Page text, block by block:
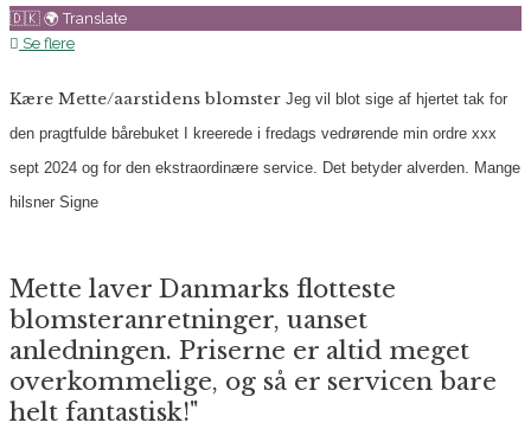
🇩🇰 🌍 Translate
Se flere
Kære Mette/aarstidens blomster Jeg vil blot sige af hjertet tak for
den pragtfulde bårebuket I kreerede i fredags vedrørende min ordre xxx
sept 2024 og for den ekstraordinære service. Det betyder alverden. Mange
hilsner Signe
Mette laver Danmarks flotteste
blomsteranretninger, uanset
anledningen. Priserne er altid meget
overkommelige, og så er servicen bare
helt fantastisk!"